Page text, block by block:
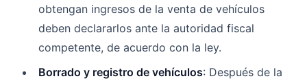
obtengan ingresos de la venta de vehículos
deben declararlos ante la autoridad fiscal
competente, de acuerdo con la ley.
Borrado y registro de vehículos: Después de la